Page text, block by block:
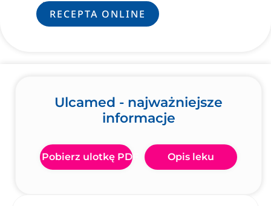
leczenie.
RECEPTA ONLINE
Ulcamed - najważniejsze
informacje
Pobierz ulotkę PDF Opis leku